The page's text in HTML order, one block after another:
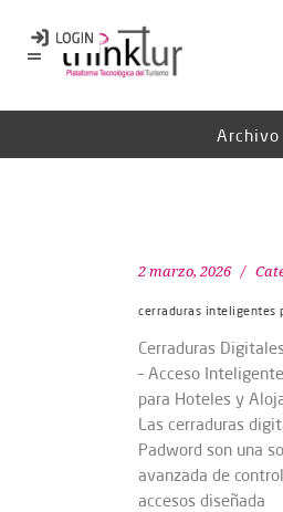
Archivo
2 marzo, 2026
cerraduras inteligentes
Cerraduras
– Acceso
para Hoteles y
Las cerraduras
Padword son una
avanzada de
accesos diseñada